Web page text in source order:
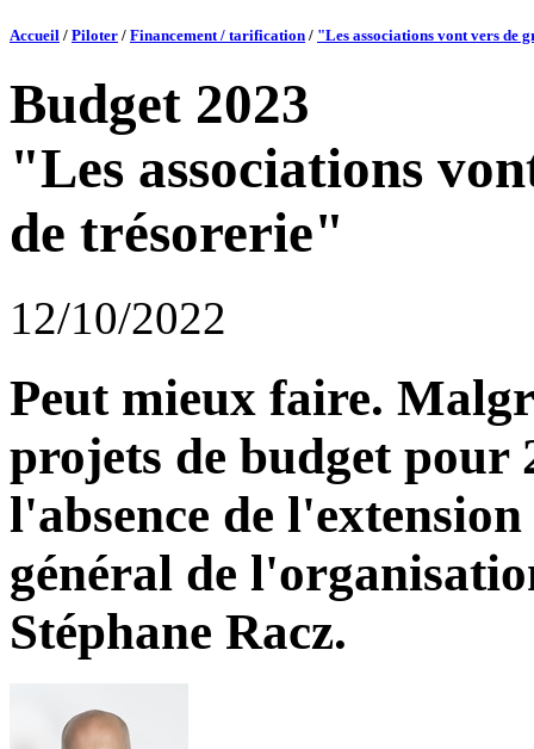
Accueil / Piloter / Financement / tarification / "Les associations vont vers de
Budget 2023
"Les associations
de trésorerie"
12/10/2022
Peut mieux faire.
projets de budget
l'absence de
général de
Stéphane Racz.